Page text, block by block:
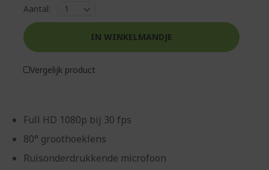
Full HD 1080p bij 30 fps
80° groothoeklens
Ruisonderdrukkende microfoon
Aantal:
IN WINKELMANDJE
Vergelijk product